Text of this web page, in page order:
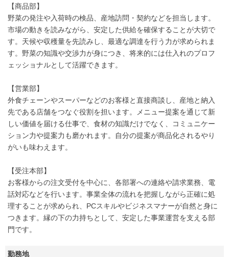
【商品部】
野菜の発注や入荷時の検品、産地訪問・契約などを担当します。
市場の動きを読みながら、安定した供給を確保することが大切で
す。天候や収穫量を先読みし、最適な調達を行う力が求められま
す。野菜の知識や交渉力が身につき、将来的には仕入れのプロフ
ェッショナルとして活躍できます。
【営業部】
外食チェーンやスーパーなどのお客様と直接商談し、産地と納入
先である店舗をつなぐ役割を担います。メニュー提案を通じて新
しい価値を届ける仕事で、食材の知識だけでなく、コミュニケー
ション力や提案力も磨かれます。自分の提案が商品化されるやり
がいも味わえます。
【受注本部】
お客様からの注文受付を中心に、各部署への連絡や請求業務、電
話対応などを行います。事業全体の流れを把握しながら正確に処
理することが求められ、PCスキルやビジネスマナーが自然と身に
つきます。縁の下の力持ちとして、安定した事業運営を支える部
門です。
勤務地